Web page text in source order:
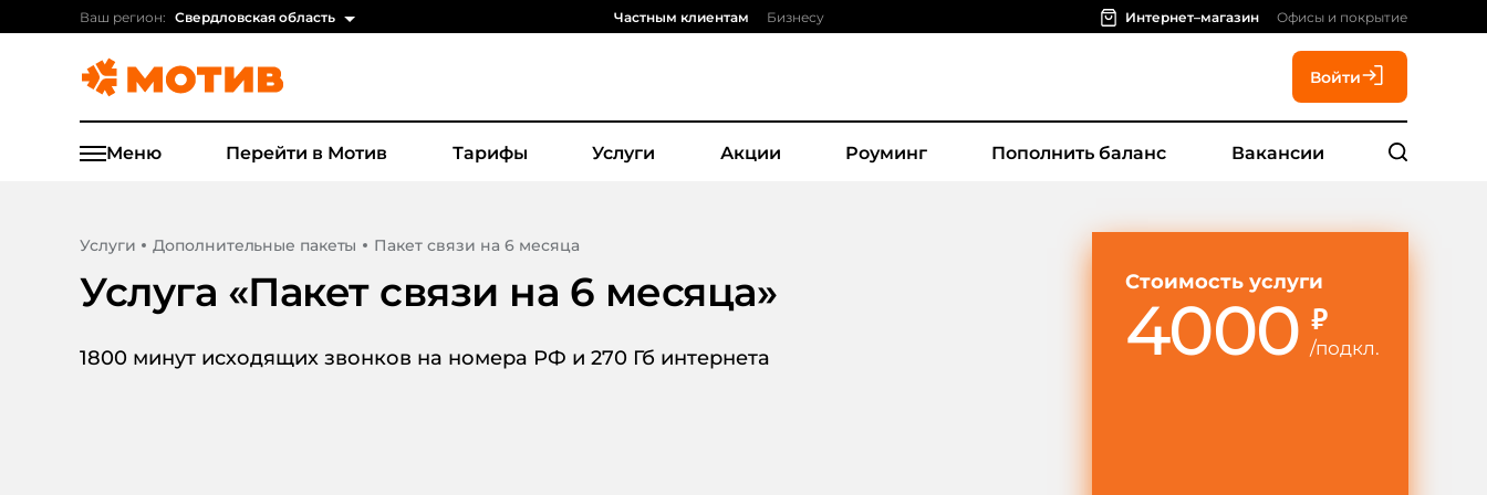
Ваш регион: Свердловская область Частным клиентам Бизнесу Интернет–магазин Офисы и покрытие
Войти
Меню Перейти в Мотив Тарифы Услуги Акции Роуминг Пополнить баланс Вакансии
Услуги Дополнительные пакеты Пакет связи на 6 месяца
Услуга «Пакет связи на 6 месяца»
1800 минут исходящих звонков на номера РФ и 270 Гб интернета
Стоимость услуги
4000 ₽
/подкл.